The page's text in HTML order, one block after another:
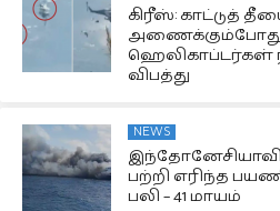
கிரீஸ்: காட்டுத்
ஹெலிகாப்டர்கள்
விபத்து
NEWS
பற்றி எரிந்த
பலி – 41 மாயம்